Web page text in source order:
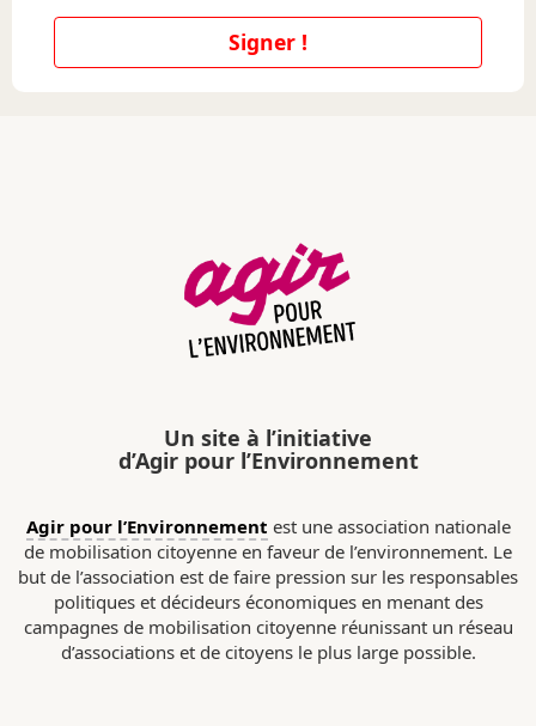
Signer !
Un site à l’initiative
d’Agir pour l’Environnement
Agir pour l’Environnement est une association nationale
de mobilisation citoyenne en faveur de l’environnement. Le
but de l’association est de faire pression sur les responsables
politiques et décideurs économiques en menant des
campagnes de mobilisation citoyenne réunissant un réseau
d’associations et de citoyens le plus large possible.